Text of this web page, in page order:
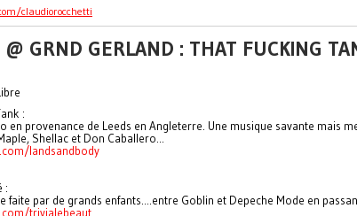
claudiorocchetti
@ GRND GERLAND : THAT FUCKING
:
en provenance de Leeds en Angleterre. Une musique savante mais
Shellac et Don Caballero...
landsandbody
:
faite par de grands enfants....entre Goblin et Depeche Mode en
trivialebeaut